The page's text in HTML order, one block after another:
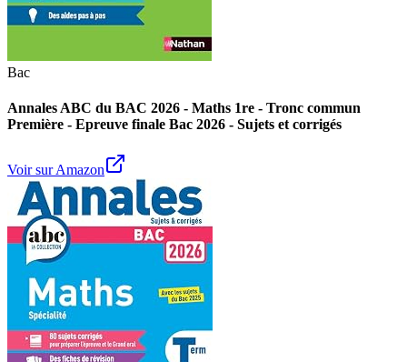
Bac
Annales ABC du BAC 2026 - Maths 1re - Tronc commun
Première - Epreuve finale Bac 2026 - Sujets et corrigés
Voir sur Amazon